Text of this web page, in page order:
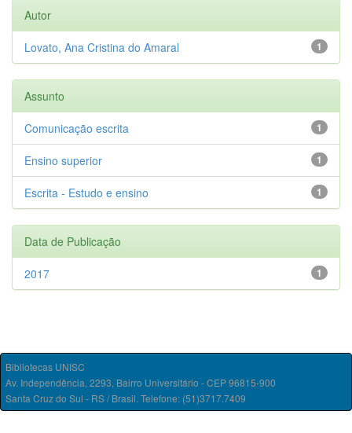
Autor
1
Lovato, Ana Cristina do Amaral
Assunto
1
Comunicação escrita
1
Ensino superior
1
Escrita - Estudo e ensino
Data de Publicação
1
2017
Bibliotecas UNISC
Av. Independência, 2293, Bairro Universitário - CEP 96815-900
Santa Cruz do Sul - RS / Brasil. Telefone: (51)3717.7409